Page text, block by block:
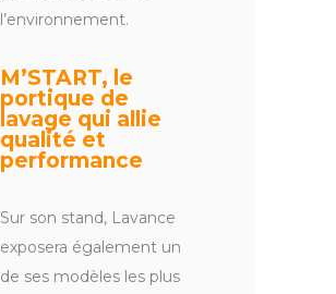
l’environnement.
M’START, le
portique de
lavage qui allie
qualité et
performance
Sur son stand, Lavance
exposera également un
de ses modèles les plus